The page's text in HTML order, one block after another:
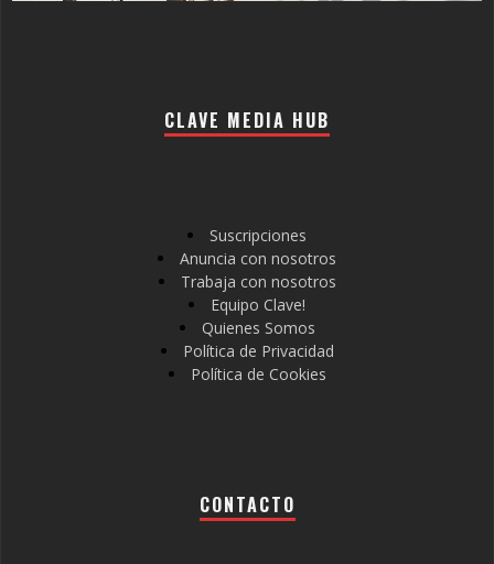
CLAVE MEDIA HUB
Suscripciones
Anuncia con nosotros
Trabaja con nosotros
Equipo Clave!
Quienes Somos
Política de Privacidad
Política de Cookies
CONTACTO